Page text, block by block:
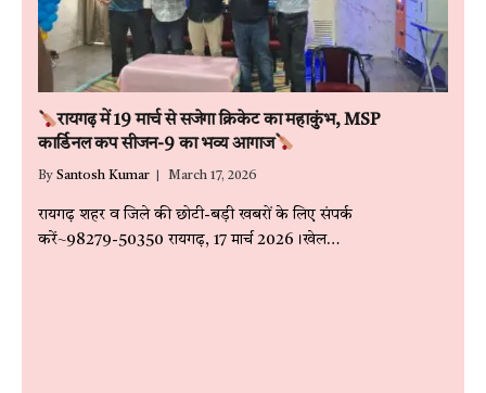
रायगढ़ में 19 मार्च से सजेगा क्रिकेट का महाकुंभ, MSP
कार्डिनल कप सीजन-9 का भव्य आगाज
By Santosh Kumar March 17, 2026
रायगढ़ शहर व जिले की छोटी-बड़ी खबरों के लिए संपर्क
करें~98279-50350 रायगढ़, 17 मार्च 2026।खेल…